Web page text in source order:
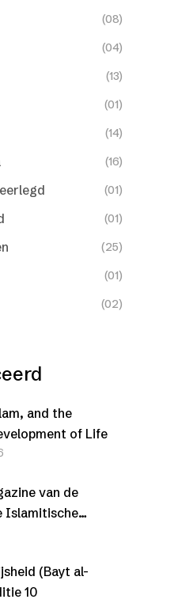
(08)
(04)
(13)
(01)
(14)
(16)
(01)
(01)
(25)
(01)
(02)
and the
of Life
van de
Islamitische
–
(Bayt al-
10